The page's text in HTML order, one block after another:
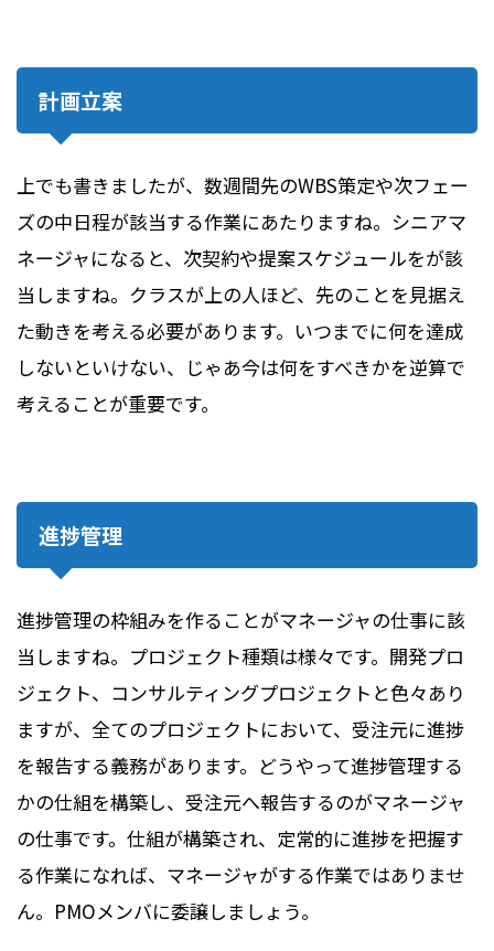
計画立案
上でも書きましたが、数週間先のWBS策定や次フェー
ズの中日程が該当する作業にあたりますね。シニアマ
ネージャになると、次契約や提案スケジュールをが該
当しますね。クラスが上の人ほど、先のことを見据え
た動きを考える必要があります。いつまでに何を達成
しないといけない、じゃあ今は何をすべきかを逆算で
考えることが重要です。
進捗管理
進捗管理の枠組みを作ることがマネージャの仕事に該
当しますね。プロジェクト種類は様々です。開発プロ
ジェクト、コンサルティングプロジェクトと色々あり
ますが、全てのプロジェクトにおいて、受注元に進捗
を報告する義務があります。どうやって進捗管理する
かの仕組を構築し、受注元へ報告するのがマネージャ
の仕事です。仕組が構築され、定常的に進捗を把握す
る作業になれば、マネージャがする作業ではありませ
ん。PMOメンバに委譲しましょう。